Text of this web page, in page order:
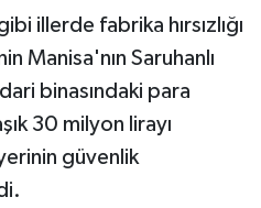
illerde fabrika hırsızlığı
Manisa'nın Saruhanlı
binasındaki para
30 milyon lirayı
yerinin güvenlik